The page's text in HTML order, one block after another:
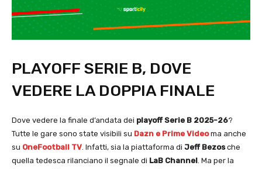
PLAYOFF SERIE B, DOVE
VEDERE LA DOPPIA FINALE
Dove vedere la finale d’andata dei playoff Serie B 2025-26?
Tutte le gare sono state visibili su Dazn e Prime Videoma anche
su OneFootball TV. Infatti, sia la piattaforma di Jeff Bezosche
quella tedesca rilanciano il segnale di LaB Channel. Ma per la